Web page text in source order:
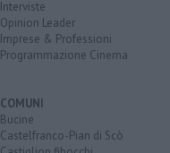
Interviste
Opinion Leader
Imprese & Professioni
Programmazione Cinema
COMUNI
Bucine
Castelfranco-Pian di Scò